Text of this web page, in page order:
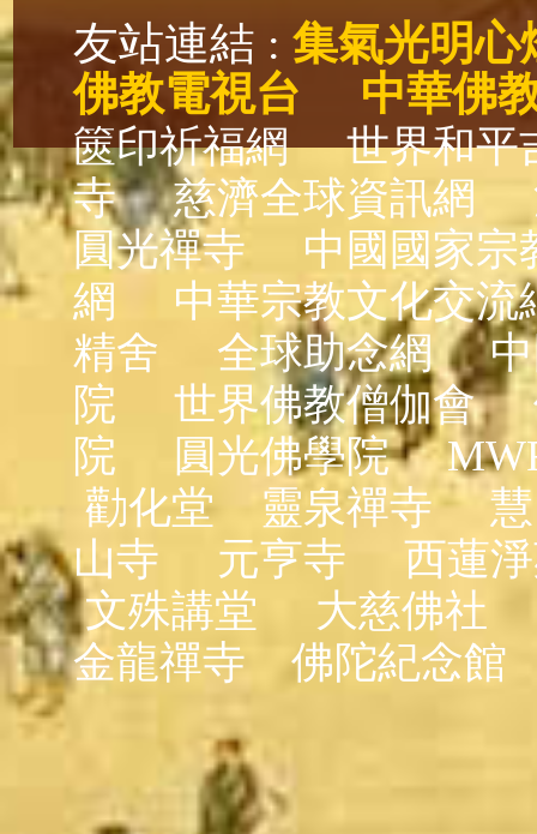
友站連結 : 集氣光明心
佛教電視台
中華佛
篋印祈福網
世界和平
寺
慈濟全球資訊網
圓光禪寺
中國國家宗
網
中華宗教文化交流
精舍
全球助念網
院
世界佛教僧伽會
院
圓光佛學院
勸化堂
靈泉禪寺
山寺
元亨寺
西蓮
文殊講堂
大慈佛社
金龍禪寺
佛陀紀念館